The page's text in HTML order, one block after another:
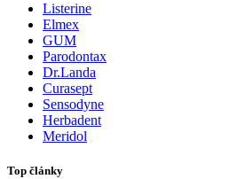
Listerine
Elmex
GUM
Parodontax
Dr.Landa
Curasept
Sensodyne
Herbadent
Meridol
Top články